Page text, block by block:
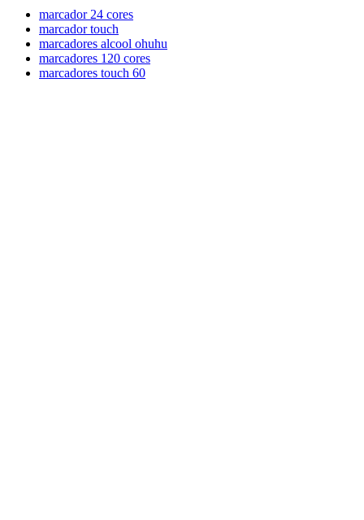
marcador 24 cores
marcador touch
marcadores alcool ohuhu
marcadores 120 cores
marcadores touch 60